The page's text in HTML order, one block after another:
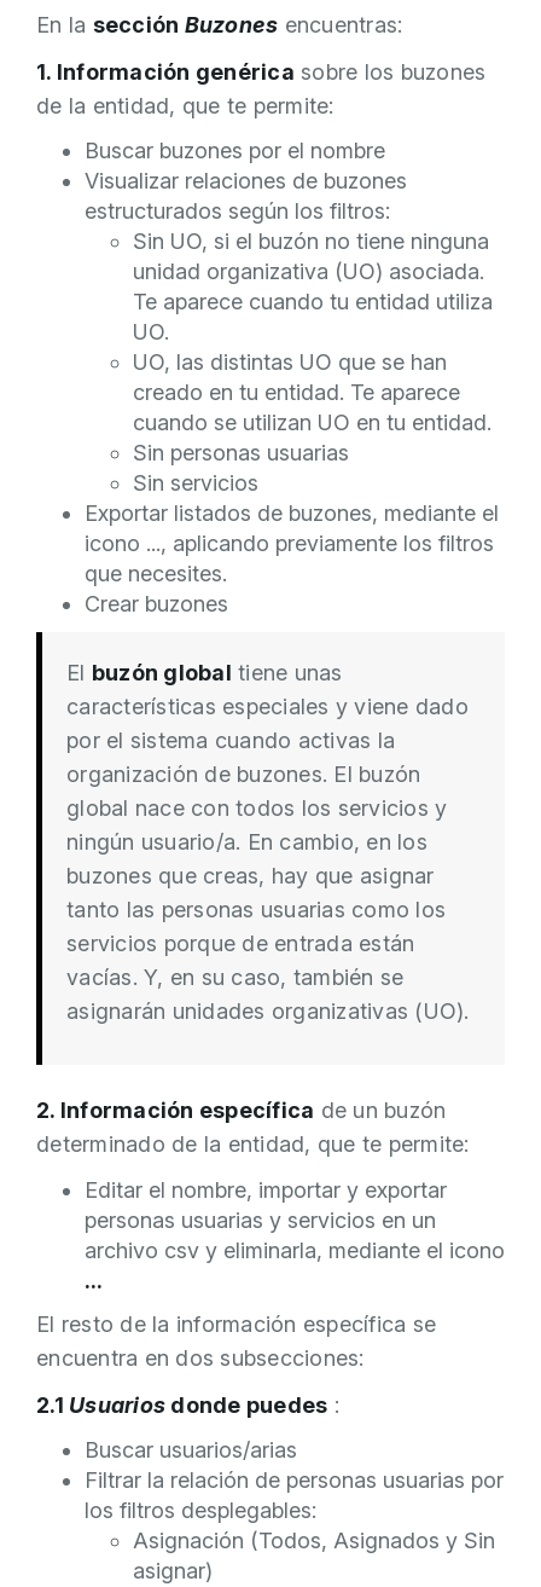
En la sección Buzones encuentras:
1. Información genérica sobre los buzones
de la entidad, que te permite:
Buscar buzones por el nombre
Visualizar relaciones de buzones
estructurados según los filtros:
Sin UO, si el buzón no tiene ninguna
unidad organizativa (UO) asociada.
Te aparece cuando tu entidad utiliza
UO.
UO, las distintas UO que se han
creado en tu entidad. Te aparece
cuando se utilizan UO en tu entidad.
Sin personas usuarias
Sin servicios
Exportar listados de buzones, mediante el
icono ..., aplicando previamente los filtros
que necesites.
Crear buzones
El buzón global tiene unas
características especiales y viene dado
por el sistema cuando activas la
organización de buzones. El buzón
global nace con todos los servicios y
ningún usuario/a. En cambio, en los
buzones que creas, hay que asignar
tanto las personas usuarias como los
servicios porque de entrada están
vacías. Y, en su caso, también se
asignarán unidades organizativas (UO).
2. Información específica de un buzón
determinado de la entidad, que te permite:
Editar el nombre, importar y exportar
personas usuarias y servicios en un
archivo csv y eliminarla, mediante el icono
...
El resto de la información específica se
encuentra en dos subsecciones:
2.1 Usuarios donde puedes :
Buscar usuarios/arias
Filtrar la relación de personas usuarias por
los filtros desplegables:
Asignación (Todos, Asignados y Sin
asignar)